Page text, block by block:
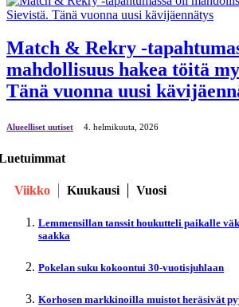
Match & Rekry -
mahdollisuus hakea töitä
Tänä vuonna uusi
Alueelliset uutiset 4. helmikuuta, 2026
Viikko Kuukausi Vuosi
Lemmensillan tanssit houkutteli paikalle
saakka
Pokelan suku kokoontui 30-vuotisjuhlaan
Korhosen markkinoilla muistot heräsivät